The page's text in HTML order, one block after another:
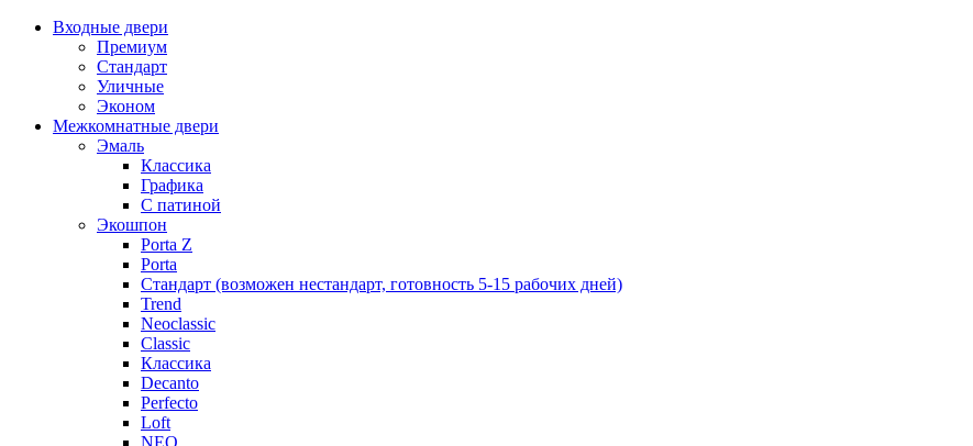
Входные двери
Премиум
Стандарт
Уличные
Эконом
Межкомнатные двери
Эмаль
Классика
Графика
С патиной
Экошпон
Porta Z
Porta
Стандарт (возможен нестандарт, готовность 5-15 рабочих дней)
Trend
Neoclassic
Classic
Классика
Decanto
Perfecto
Loft
NEO